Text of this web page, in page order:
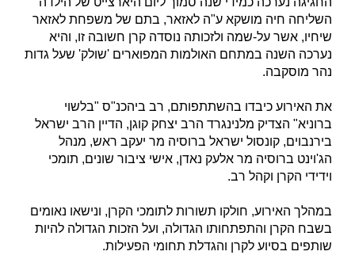
השליחה חיה מושקא ע"ה לאזאר, בתם של משפחת לאזאר
שיחיו, אשר על-שמה ולזכותה נוסדה קרן חשובה זו, והיא
נערכה השנה במתחם האולמות המפוארים 'שולק' שעל גדות
נהר מוסקבה.
את האירוע כיבדו בהשתתפותם, רב ביהכנ"ס "בלשוי
ברוניא" הצדיק מלנינגרד הרב יצחק קוגן, הדיין הרב ישראל
בירנבוים, קונסול ישראל ברוסיה מר יעקב ראש, מנהל
הג'וינט ברוסיה מר אלעק נאדן, אישי ציבור שונים, תומכי
וידידי הקרן וקהל רב.
במהלך האירוע, חולקו תשורות לתומכי הקרן, ונישאו נאומים
בשבח הקרן והתפתחותו הגדולה, ועל הזכות הגדולה להיות
שותפים בסיוע לקרן והגדלת תחומי הפעילות.